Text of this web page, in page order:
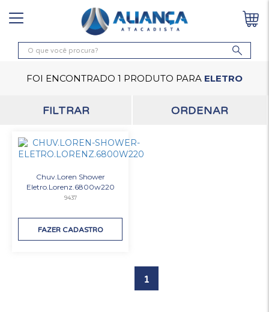
FOI ENCONTRADO 1 PRODUTO PARA ELETRO
FILTRAR ORDENAR
Chuv.Loren Shower
Eletro.Lorenz.6800w220
9437
FAZER CADASTRO
1